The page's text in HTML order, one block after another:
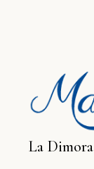
La Dimora